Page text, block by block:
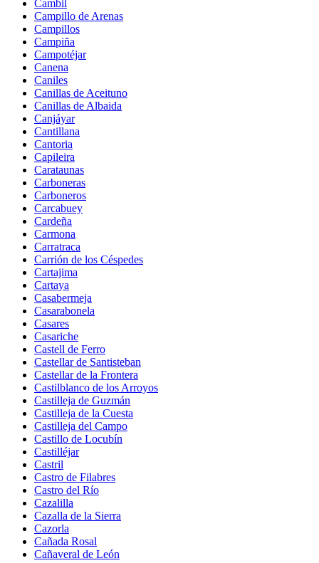
Cambil
Campillo de Arenas
Campillos
Campiña
Campotéjar
Canena
Caniles
Canillas de Aceituno
Canillas de Albaida
Canjáyar
Cantillana
Cantoria
Capileira
Carataunas
Carboneras
Carboneros
Carcabuey
Cardeña
Carmona
Carratraca
Carrión de los Céspedes
Cartajima
Cartaya
Casabermeja
Casarabonela
Casares
Casariche
Castell de Ferro
Castellar de Santisteban
Castellar de la Frontera
Castilblanco de los Arroyos
Castilleja de Guzmán
Castilleja de la Cuesta
Castilleja del Campo
Castillo de Locubín
Castilléjar
Castril
Castro de Filabres
Castro del Río
Cazalilla
Cazalla de la Sierra
Cazorla
Cañada Rosal
Cañaveral de León